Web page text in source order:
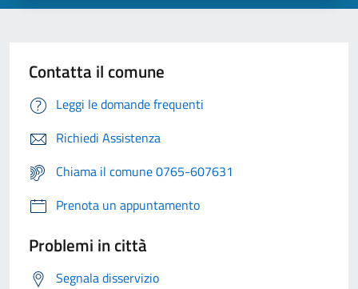
Contatta il comune
Leggi le domande frequenti
Richiedi Assistenza
Chiama il comune 0765-607631
Prenota un appuntamento
Problemi in città
Segnala disservizio